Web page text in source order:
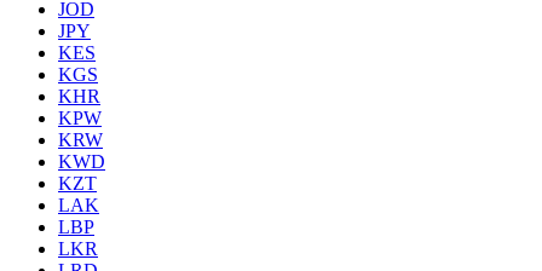
JOD
JPY
KES
KGS
KHR
KPW
KRW
KWD
KZT
LAK
LBP
LKR